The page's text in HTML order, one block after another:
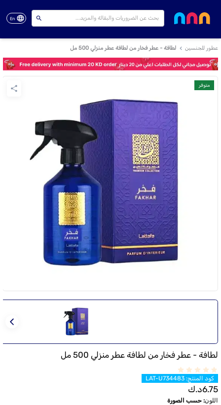
En
عطور للجنسين لطافة - عطر فخار من لطافة عطر منزلي 500 مل
متوفر
لطافة - عطر فخار من لطافة عطر منزلي 500 مل
كود المنتج:
LAT-U734483
6.75د.ك
اللون: حسب الصورة